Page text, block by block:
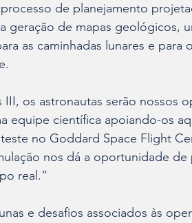
de planejamento
geração de mapas geológicos,
as caminhadas lunares e
III, os astronautas serão nossos
equipe científica apoiando-os
no Goddard Space Flight
nos dá a oportunidade
real.”
e desafios associados às